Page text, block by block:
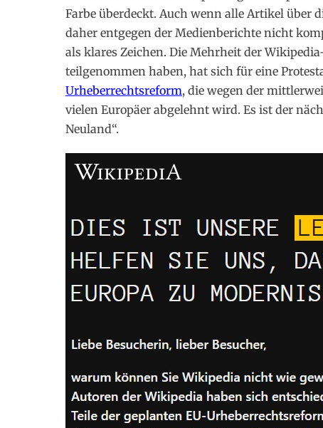
Farbe überdeckt. Auch wenn alle Artikel über
daher entgegen der Medienberichte nicht
als klares Zeichen. Die Mehrheit der
teilgenommen haben, hat sich für eine
Urheberrechtsreform, die wegen der
vielen Europäer abgelehnt wird. Es ist der
Neuland“.